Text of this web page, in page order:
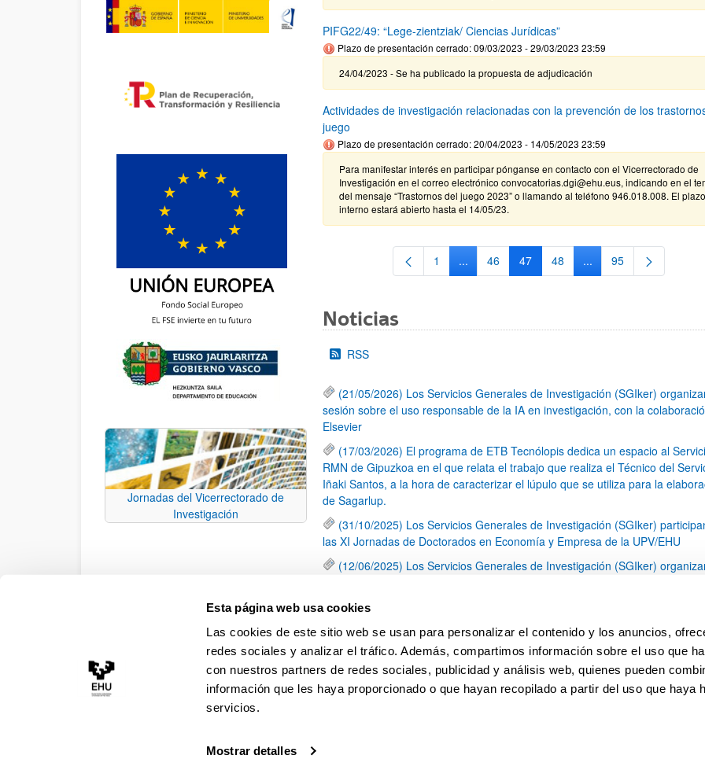
Esta página web usa cookies
Las cookies de este sitio web se usan para personalizar el contenido y los anuncios,
redes sociales y analizar el tráfico. Además, compartimos información sobre el uso que
con nuestros partners de redes sociales, publicidad y análisis web, quienes pueden
información que les haya proporcionado o que hayan recopilado a partir del uso que haya
servicios.
Mostrar detalles
Jornadas del Vicerrectorado de
Investigación
PIFG22/49: “Lege-zientziak/ Ciencias Jurídicas”
Plazo de presentación cerrado: 09/03/2023 - 29/03/2023 23:59
24/04/2023 - Se ha publicado la propuesta de adjudicación
Actividades de investigación relacionadas con la prevención de los
juego
Plazo de presentación cerrado: 20/04/2023 - 14/05/2023 23:59
Para manifestar interés en participar pónganse en contacto con el Vicerrectorado de
Investigación en el correo electrónico convocatorias.dgi@ehu.eus, indicando en el
del mensaje “Trastornos del juego 2023” o llamando al teléfono 946.018.008. El plazo
interno estará abierto hasta el 14/05/23.
Página
1 ...Páginas intermedias Use TAB para desplazarse.
Página
46 Página
47 Página
48 ...Páginas intermedias
Página
95
Noticias
RSS
(21/05/2026) Los Servicios Generales de Investigación (SGIker)
sesión sobre el uso responsable de la IA en investigación, con la
Elsevier
(17/03/2026) El programa de ETB Tecnólopis dedica un espacio al
RMN de Gipuzkoa en el que relata el trabajo que realiza el Técnico del
Iñaki Santos, a la hora de caracterizar el lúpulo que se utiliza para la
de Sagarlup.
(31/10/2025) Los Servicios Generales de Investigación (SGIker)
las XI Jornadas de Doctorados en Economía y Empresa de la UPV/EHU
(12/06/2025) Los Servicios Generales de Investigación (SGIker)
una caracterización química de dos variedades de lúpulo silvestre
Página
1 Página
2 Página
3 ...
Páginas intermedias Use TAB
Página
79